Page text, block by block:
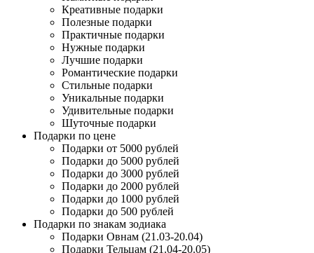
Креативные подарки
Полезные подарки
Практичные подарки
Нужные подарки
Лучшие подарки
Романтические подарки
Стильные подарки
Уникальные подарки
Удивительные подарки
Шуточные подарки
Подарки по цене
Подарки от 5000 рублей
Подарки до 5000 рублей
Подарки до 3000 рублей
Подарки до 2000 рублей
Подарки до 1000 рублей
Подарки до 500 рублей
Подарки по знакам зодиака
Подарки Овнам (21.03-20.04)
Подарки Тельцам (21.04-20.05)